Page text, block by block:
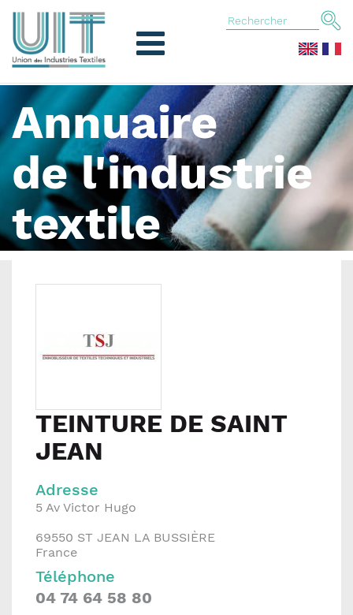
Annuaire
de l'industrie
textile
TEINTURE DE SAINT
JEAN
Adresse
5 Av Victor Hugo
69550 ST JEAN LA BUSSIÈRE
France
Téléphone
04 74 64 58 80